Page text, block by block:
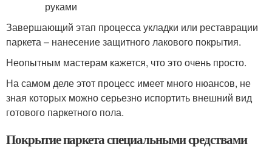
Завершающий этап процесса укладки или реставрации
паркета – нанесение защитного лакового покрытия.
Неопытным мастерам кажется, что это очень просто.
На самом деле этот процесс имеет много нюансов, не
зная которых можно серьезно испортить внешний вид
готового паркетного пола.
Покрытие паркета специальными средствами